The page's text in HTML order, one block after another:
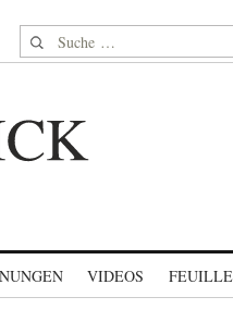
Suche nach:
VIDEOS